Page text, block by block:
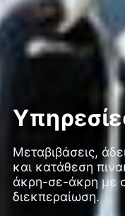
Μεταβιβάσεις,
και κατάθεση
άκρη-σε-άκρη με
διεκπεραίωση.